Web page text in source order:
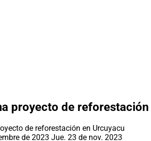
proyecto de reforestación
de 2023 Jue. 23 de nov. 2023